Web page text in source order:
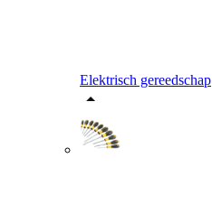
Elektrisch gereedschap